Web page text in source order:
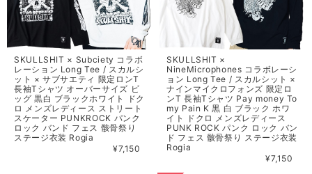
SKULLSHIT × Subciety コラボ
レーション Long Tee / スカルシ
ット × サブサエティ 限定ロンT
長袖Tシャツ オーバーサイズ ビ
ッグ 黒白 ブラックホワイト ドク
ロ メンズレディース ストリート
スケーター PUNKROCK パンク
ロック バンド フェス 骸骨祭り
ステージ衣装 Rogia
¥7,150
SKULLSHIT ×
NineMicrophones コラボレーシ
ョン Long Tee / スカルシット ×
ナインマイクロフォンズ 限定ロ
ンT 長袖Tシャツ Pay money To
my Pain K 黒 白 ブラック ホワ
イト ドクロ メンズレディース
PUNK ROCK パンク ロック バン
ド フェス 骸骨祭り ステージ衣装
Rogia
¥7,150